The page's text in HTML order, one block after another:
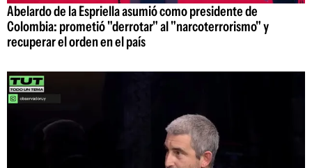
Abelardo de la Espriella asumió como presidente de
Colombia: prometió "derrotar" al "narcoterrorismo" y
recuperar el orden en el país